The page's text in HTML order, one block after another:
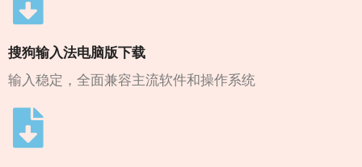
搜狗输入法电脑版下载
输入稳定，全面兼容主流软件和操作系统